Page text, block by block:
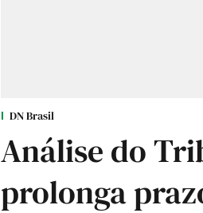
DN Brasil
Análise do
prolonga